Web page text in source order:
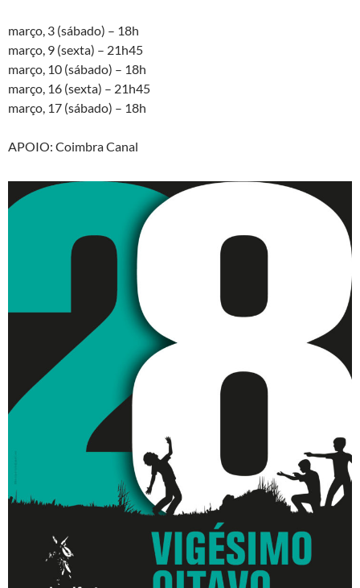
março, 3 (sábado) – 18h
março, 9 (sexta) – 21h45
março, 10 (sábado) – 18h
março, 16 (sexta) – 21h45
março, 17 (sábado) – 18h
APOIO: Coimbra Canal